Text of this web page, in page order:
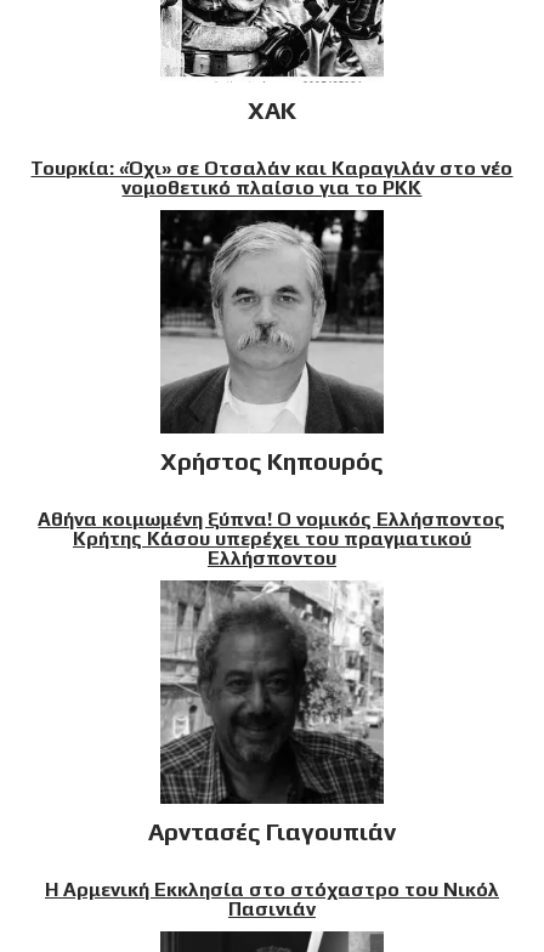
XAK
Τουρκία: «Όχι» σε Οτσαλάν και Καραγιλάν στο νέο
νομοθετικό πλαίσιο για το PKK
Χρήστος Κηπουρός
Αθήνα κοιμωμένη ξύπνα! Ο νομικός Ελλήσποντος
Κρήτης Κάσου υπερέχει του πραγματικού
Ελλήσποντου
Αρντασές Γιαγουπιάν
Η Αρμενική Εκκλησία στο στόχαστρο του Νικόλ
Πασινιάν